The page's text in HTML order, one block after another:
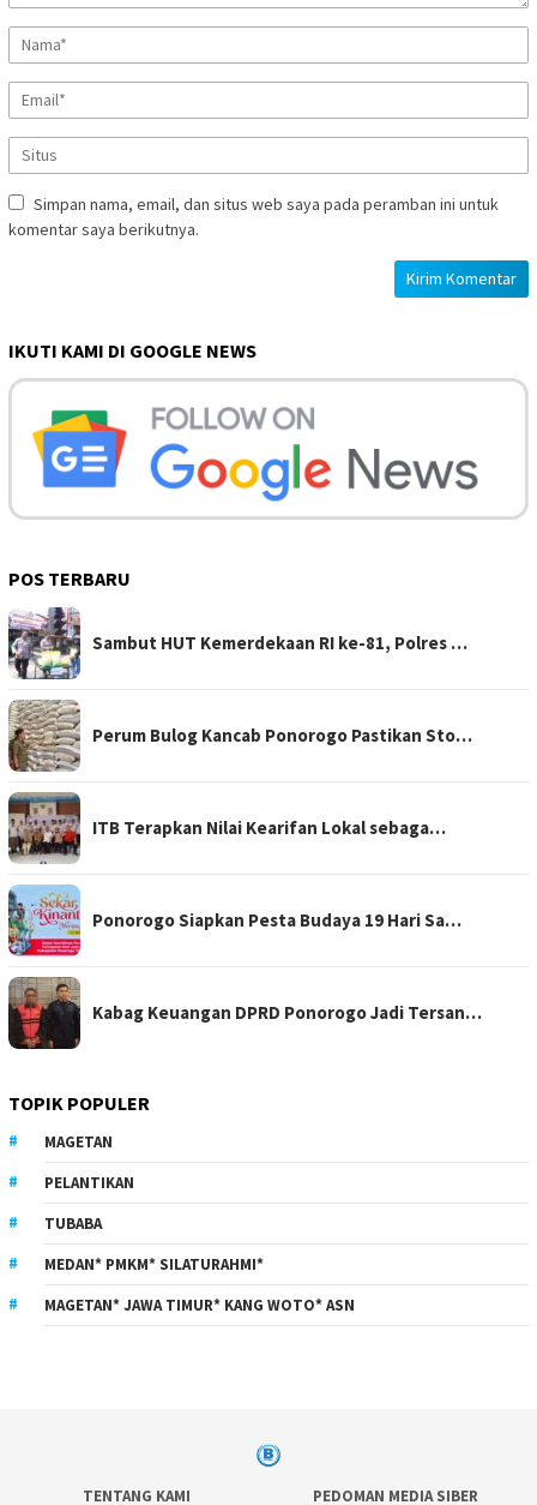
Simpan nama, email, dan situs web saya pada peramban ini untuk
komentar saya berikutnya.
IKUTI KAMI DI GOOGLE NEWS
POS TERBARU
Sambut HUT Kemerdekaan RI ke-81, Polres …
Perum Bulog Kancab Ponorogo Pastikan Sto…
ITB Terapkan Nilai Kearifan Lokal sebaga…
Ponorogo Siapkan Pesta Budaya 19 Hari Sa…
Kabag Keuangan DPRD Ponorogo Jadi Tersan…
TOPIK POPULER
MAGETAN
PELANTIKAN
TUBABA
MEDAN* PMKM* SILATURAHMI*
MAGETAN* JAWA TIMUR* KANG WOTO* ASN
TENTANG KAMI PEDOMAN MEDIA SIBER